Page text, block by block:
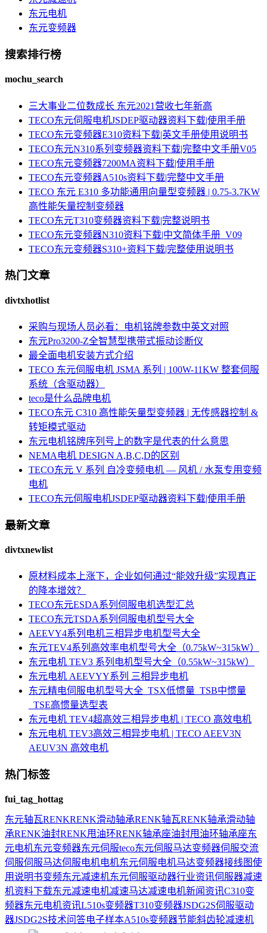
东元电机
东元变频器
搜索排行榜
mochu_search
三大事业二位数成长 东元2021营收七年新高
TECO东元伺服电机JSDEP驱动器资料下载|使用手册
TECO东元变频器E310资料下载|英文手册使用说明书
TECO东元N310系列变频器资料下载|完整中文手册V05
TECO东元变频器7200MA资料下载|使用手册
TECO东元变频器A510s资料下载|完整中文手册
TECO 东元 E310 多功能通用向量型变频器 | 0.75-3.7KW
高性能矢量控制变频器
TECO东元T310变频器资料下载|完整说明书
TECO东元变频器N310资料下载|中文简体手册_V09
TECO东元变频器S310+资料下载|完整使用说明书
热门文章
divtxhotlist
采购与现场人员必看：电机铭牌参数中英文对照
东元Pro3200-Z全智慧型携带式振动诊断仪
最全面电机安装方式介绍
TECO 东元伺服电机 JSMA 系列 | 100W-11KW 整套伺服
系统（含驱动器）
teco是什么品牌电机
TECO东元 C310 高性能矢量型变频器 | 无传感器控制 &
转矩模式驱动
东元电机铭牌序列号上的数字是代表的什么意思
NEMA电机 DESIGN A,B,C,D的区别
TECO东元 V 系列 自冷变频电机 — 风机 / 水泵专用变频
电机
TECO东元伺服电机JSDEP驱动器资料下载|使用手册
最新文章
divtxnewlist
原材料成本上涨下，企业如何通过“能效升级”实现真正
的降本增效？
TECO东元ESDA系列伺服电机选型汇总
TECO东元TSDA系列伺服电机型号大全
AEEVY4系列电机三相异步电机型号大全
东元TEV4系列高效率电机型号大全（0.75kW~315kW）
东元电机 TEV3 系列电机型号大全（0.55kW~315kW）
东元电机 AEEVYY系列 三相异步电机
东元精电伺服电机型号大全_TSX低惯量_TSB中惯量
_TSE高惯量选型表
东元电机 TEV4超高效三相异步电机 | TECO 高效电机
东元电机 TEV3高效三相异步电机 | TECO AEEV3N
AEUV3N 高效电机
热门标签
fui_tag_hottag
东元轴瓦RENKRENK滑动轴承RENK轴瓦RENK轴承滑动轴
承RENK油封RENK甩油环RENK轴承座油封甩油环轴承座东
元电机东元变频器东元伺服teco东元伺服马达变频器伺服交流
伺服伺服马达伺服电机电机东元伺服电机马达变频器接线图使
用说明书变频东元减速机东元伺服驱动器行业资讯伺服器减速
机资料下载东元减速电机减速马达减速电机新闻资讯C310变
频器东元电机资讯L510s变频器T310变频器JSDG2S伺服驱动
器JSDG2S技术问答电子样本A510s变频器节能斜齿轮减速机